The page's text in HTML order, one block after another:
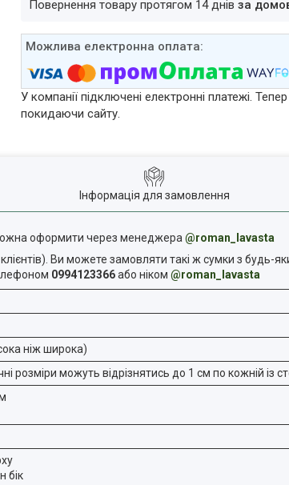
повернення товару протягом 14 днівза
У компанії підключені електронні платежі.
покидаючи сайту.
Інформація для замовлення
оформити через менеджера @roman_lavasta
Ви можете замовляти такі ж сумки з будь-
0994123366або ніком @roman_lavasta
ніж широка)
розміри можуть відрізнятись до 1 см по кожній із
бік